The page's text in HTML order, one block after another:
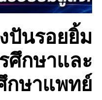
ปันรอยยิ้ม
ศึกษาและ
กษาแพทย์